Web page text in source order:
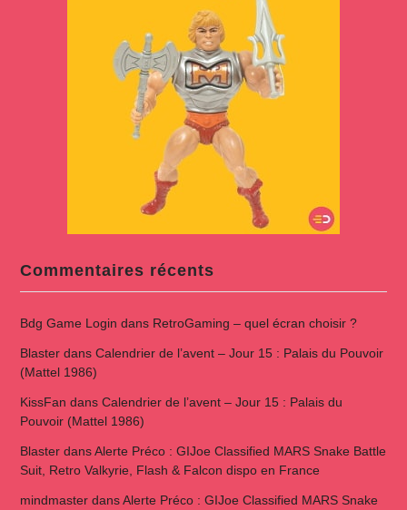
Commentaires récents
Bdg Game Login dans RetroGaming – quel écran choisir ?
Blasterdans Calendrier de l’avent – Jour 15 : Palais du Pouvoir
(Mattel 1986)
KissFan dans Calendrier de l’avent – Jour 15 : Palais du
Pouvoir (Mattel 1986)
BlasterdansAlerte Préco : GIJoe Classified MARS Snake Battle
Suit, Retro Valkyrie, Flash & Falcon dispo en France
mindmasterdansAlerte Préco : GIJoe Classified MARS Snake